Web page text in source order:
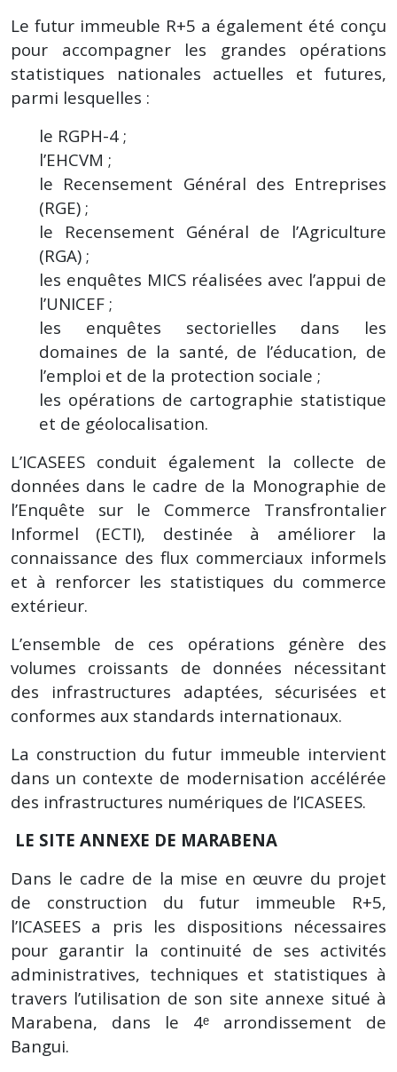
Le futur immeuble R+5 a également été conçu
pour accompagner les grandes opérations
statistiques nationales actuelles et futures,
parmi lesquelles :
le RGPH-4 ;
l’EHCVM ;
le Recensement Général des Entreprises
(RGE) ;
le Recensement Général de l’Agriculture
(RGA) ;
les enquêtes MICS réalisées avec l’appui de
l’UNICEF ;
les enquêtes sectorielles dans les
domaines de la santé, de l’éducation, de
l’emploi et de la protection sociale ;
les opérations de cartographie statistique
et de géolocalisation.
L’ICASEES conduit également la collecte de
données dans le cadre de la Monographie de
l’Enquête sur le Commerce Transfrontalier
Informel (ECTI), destinée à améliorer la
connaissance des flux commerciaux informels
et à renforcer les statistiques du commerce
extérieur.
L’ensemble de ces opérations génère des
volumes croissants de données nécessitant
des infrastructures adaptées, sécurisées et
conformes aux standards internationaux.
La construction du futur immeuble intervient
dans un contexte de modernisation accélérée
des infrastructures numériques de l’ICASEES.
LE SITE ANNEXE DE MARABENA
Dans le cadre de la mise en œuvre du projet
de construction du futur immeuble R+5,
l’ICASEES a pris les dispositions nécessaires
pour garantir la continuité de ses activités
administratives, techniques et statistiques à
travers l’utilisation de son site annexe situé à
Marabena, dans le 4ᵉ arrondissement de
Bangui.